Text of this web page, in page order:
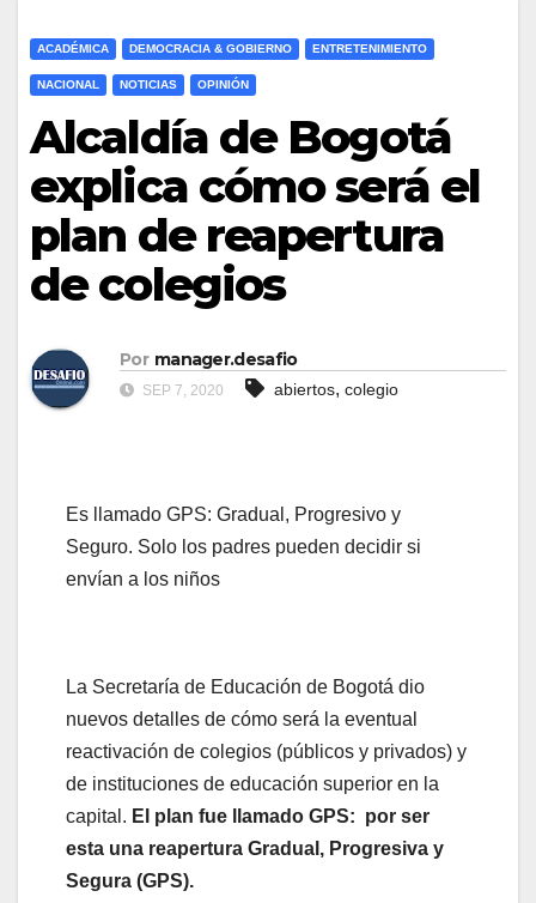
ACADÉMICA DEMOCRACIA & GOBIERNO ENTRETENIMIENTO
NACIONAL NOTICIAS OPINIÓN
Alcaldía de Bogotá
explica cómo será el
plan de reapertura
de colegios
Por manager.desafio
SEP 7, 2020 abiertos, colegio
Es llamado GPS: Gradual, Progresivo y
Seguro. Solo los padres pueden decidir si
envían a los niños
La Secretaría de Educación de Bogotá dio
nuevos detalles de cómo será la eventual
reactivación de colegios (públicos y privados) y
de instituciones de educación superior en la
capital. El plan fue llamado GPS: por ser
esta una reapertura Gradual, Progresiva y
Segura (GPS).